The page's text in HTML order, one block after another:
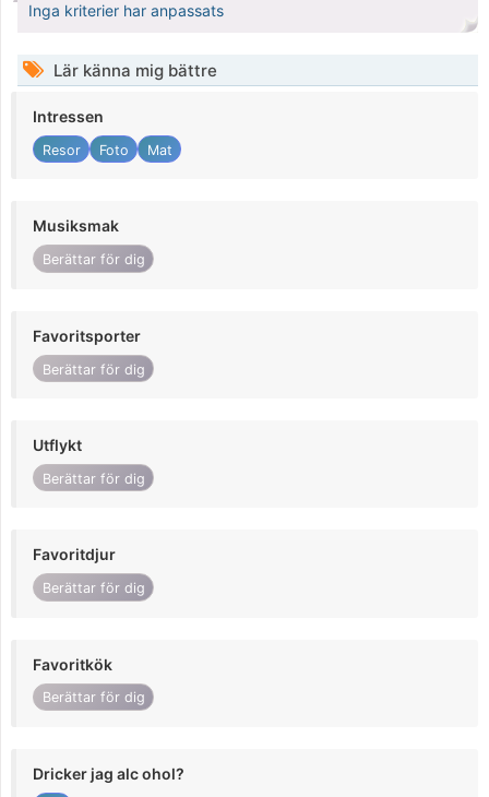
Inga kriterier har anpassats
Lär känna mig bättre
Intressen
Resor Foto Mat
Musiksmak
Berättar för dig
Favoritsporter
Berättar för dig
Utflykt
Berättar för dig
Favoritdjur
Berättar för dig
Favoritkök
Berättar för dig
Dricker jag alc ohol?